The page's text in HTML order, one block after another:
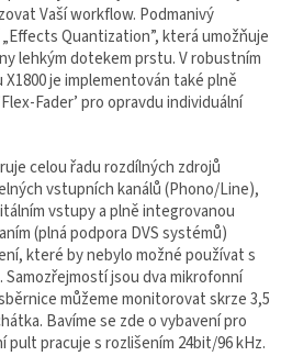
Vaší workflow. Podmanivý
Quantization”, která umožňuje
lehkým dotekem prstu. V robustním
je implementován také plně
Fader’ pro opravdu individuální
celou řadu rozdílných zdrojů
vstupních kanálů (Phono/Line),
vstupy a plně integrovanou
(plná podpora DVS systémů)
které by nebylo možné používat s
Samozřejmostí jsou dva mikrofonní
můžeme monitorovat skrze 3,5
Bavíme se zde o vybavení pro
pult pracuje s rozlišením 24bit/96 kHz.